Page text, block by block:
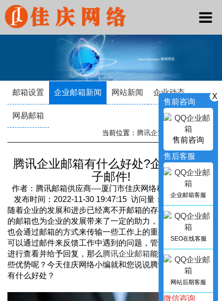
邮箱设置 企业邮箱新闻 网站新闻 企业动态
网易邮箱
当前位置： 腾讯企业邮箱 ->新闻资讯
腾讯企业邮箱有什么好处?企业必备电
子邮件!
作者：腾讯邮箱供应商----厦门市佳庆网络科技有限公司
发布时间：2022-11-30 19:47:15 访问量：2263 来源：
随着企业的发展和进步已经离不开邮箱的存在了，一款合适
的邮箱也为企业的发展带来了一定的助力，越来越多的企业
也会通过邮箱的方式来传输一些工作上的重要文件，员工也
可以通过邮件来反馈工作中遇到的问题，管理者可以快速的
进行查看并给予回复，那么 腾讯企业邮箱能够为企业带来哪
些优势呢？今天佳庆网络小编就和您说说腾讯邮箱的对企业
有什么好处？
X
售前咨询
售前咨询
售后客服
企业邮箱客服
SEO在线客服
网站后期客服
微信咨询